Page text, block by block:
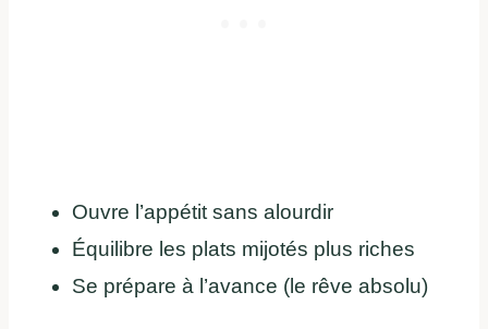
Ouvre l’appétit sans alourdir
Équilibre les plats mijotés plus riches
Se prépare à l’avance (le rêve absolu)